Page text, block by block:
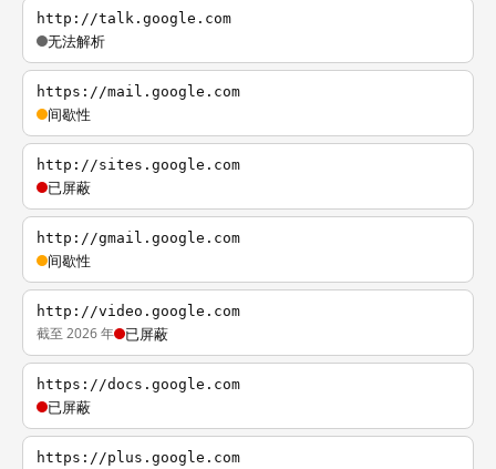
http://talk.google.com
无法解析
https://mail.google.com
间歇性
http://sites.google.com
已屏蔽
http://gmail.google.com
间歇性
http://video.google.com
截至 2026 年 已屏蔽
https://docs.google.com
已屏蔽
https://plus.google.com